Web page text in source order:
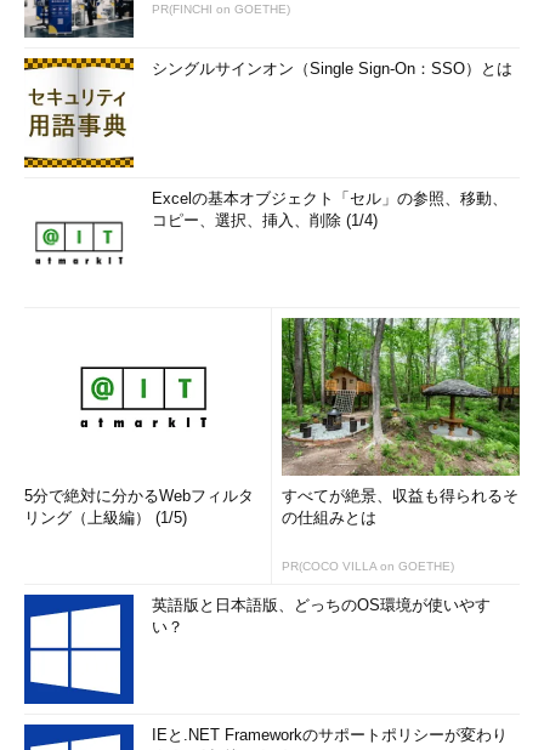
PR(FINCHI on GOETHE)
シングルサインオン（Single Sign-On：SSO）とは
Excelの基本オブジェクト「セル」の参照、移動、
コピー、選択、挿入、削除 (1/4)
5分で絶対に分かるWebフィルタ
リング（上級編） (1/5)
すべてが絶景、収益も得られるそ
の仕組みとは
PR(COCO VILLA on GOETHE)
英語版と日本語版、どっちのOS環境が使いやす
い？
IEと.NET Frameworkのサポートポリシーが変わり